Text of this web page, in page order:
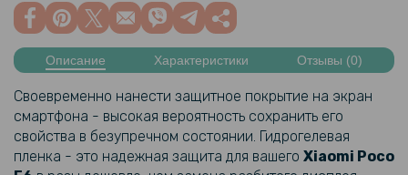
169 грн
279 грн
Redmi Note 12 Turbo
549 грн
Описание Характеристики Отзывы (0)
Своевременно нанести защитное покрытие на экран
смартфона - высокая вероятность сохранить его
свойства в безупречном состоянии. Гидрогелевая
пленка - это надежная защита для вашего Xiaomi Poco